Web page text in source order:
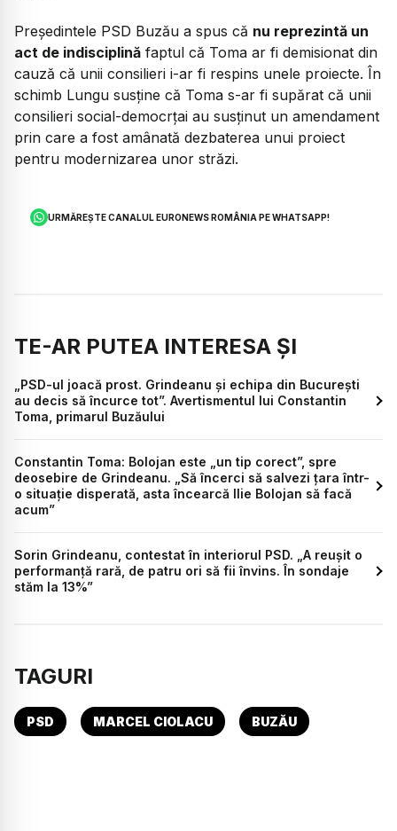
Președintele PSD Buzău a spus că nu reprezintă un
act de indisciplină faptul că Toma ar fi demisionat din
cauză că unii consilieri i-ar fi respins unele proiecte. În
schimb Lungu susține că Toma s-ar fi supărat că unii
consilieri social-democrțai au susţinut un amendament
prin care a fost amânată dezbaterea unui proiect
pentru modernizarea unor străzi.
URMĂREȘTE CANALUL EURONEWS ROMÂNIA PE WHATSAPP!
TE-AR PUTEA INTERESA ȘI
„PSD-ul joacă prost. Grindeanu și echipa din București
au decis să încurce tot”. Avertismentul lui Constantin
Toma, primarul Buzăului
Constantin Toma: Bolojan este „un tip corect”, spre
deosebire de Grindeanu. „Să încerci să salvezi țara într-
o situație disperată, asta încearcă Ilie Bolojan să facă
acum”
Sorin Grindeanu, contestat în interiorul PSD. „A reușit o
performanță rară, de patru ori să fii învins. În sondaje
stăm la 13%”
TAGURI
PSD MARCEL CIOLACU BUZĂU